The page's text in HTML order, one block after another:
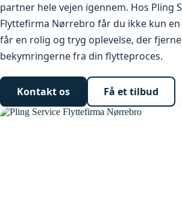
partner hele vejen igennem. Hos Pling
Flyttefirma Nørrebro får du ikke kun
får en rolig og tryg oplevelse, der
bekymringerne fra din flytteproces.
Kontakt os Få et tilbud